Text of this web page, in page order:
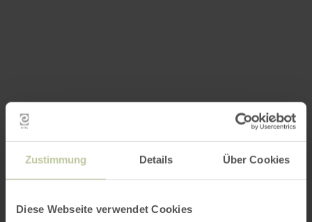
Zustimmung Details Über Cookies
Diese Webseite verwendet Cookies